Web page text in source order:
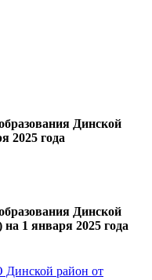
Динской
2025 года
Динской
1 января 2025 года
район от